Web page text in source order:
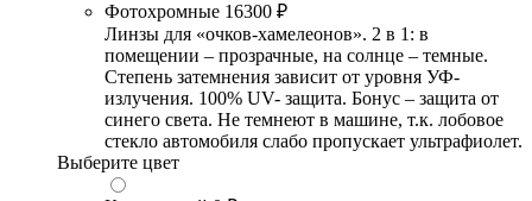
Фотохромные 16300 ₽
Линзы для «очков-хамелеонов». 2 в 1: в
помещении – прозрачные, на солнце – темные.
Степень затемнения зависит от уровня УФ-
излучения. 100% UV- защита. Бонус – защита от
синего света. Не темнеют в машине, т.к. лобовое
стекло автомобиля слабо пропускает ультрафиолет.
Выберите цвет